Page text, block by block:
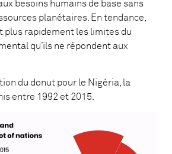
besoins humains de base sans
planétaires. En tendance,
plus rapidement les limites du
qu’ils ne répondent aux
du donut pour le Nigéria, la
entre 1992 et 2015.